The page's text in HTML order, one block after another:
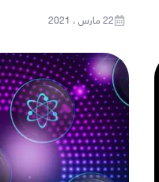
22 مارس ، 2021